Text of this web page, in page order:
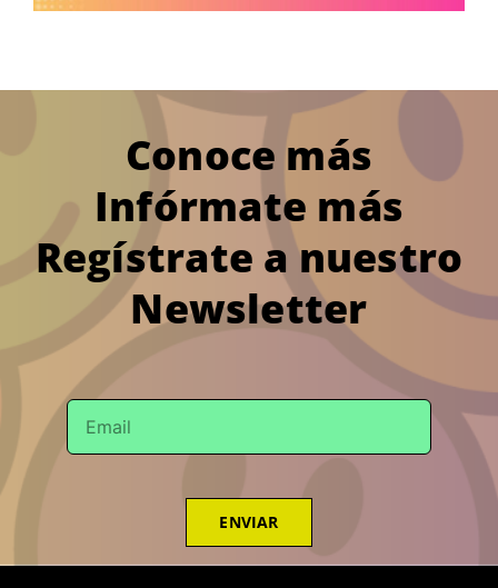
Conoce más
Infórmate más
Regístrate a nuestro
Newsletter
ENVIAR